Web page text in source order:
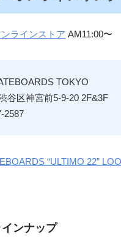
ラインストア AM11:00〜
TOKYO
谷区神宮前5-9-20 2F&3F
2587
“ULTIMO 22”
ンナップ